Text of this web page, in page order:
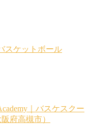
スケットボール
｜バスケスクー
府高槻市）